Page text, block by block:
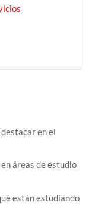
en el
áreas de estudio
están estudiando